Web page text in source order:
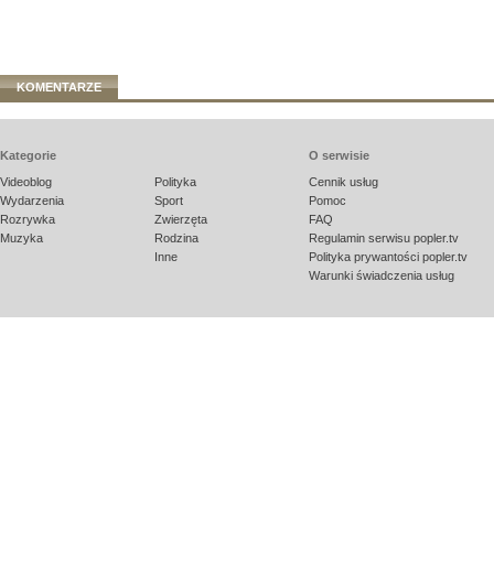
KOMENTARZE
Kategorie
Videoblog
Wydarzenia
Rozrywka
Muzyka
Polityka
Sport
Zwierzęta
Rodzina
Inne
O serwisie
Cennik usług
Pomoc
FAQ
Regulamin serwisu popler.tv
Polityka prywantości popler.tv
Warunki świadczenia usług